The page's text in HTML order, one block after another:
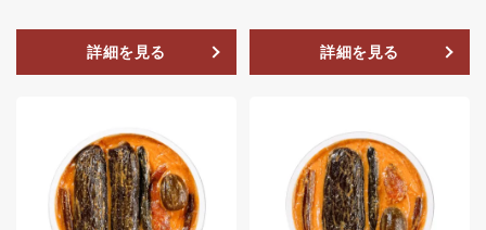
詳細を見る 詳細を見る